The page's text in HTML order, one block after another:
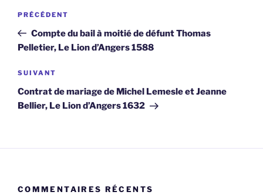
Navigation
l’article
Article
précédent
PRÉCÉDENT
Compte du bail à moitié de défunt Thomas
Pelletier, Le Lion d’Angers 1588
Article
suivant
SUIVANT
Contrat de mariage de Michel Lemesle et Jeanne
Bellier, Le Lion d’Angers 1632
COMMENTAIRES RÉCENTS